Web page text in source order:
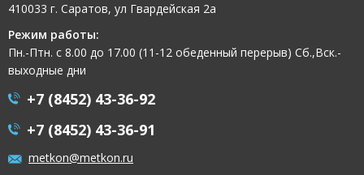
410033 г. Саратов, ул Гвардейская 2а
Режим работы:
Пн.-Птн. с 8.00 до 17.00 (11-12 обеденный перерыв) Сб.,Вск.-
выходные дни
+7 (8452) 43-36-92
+7 (8452) 43-36-91
metkon@metkon.ru